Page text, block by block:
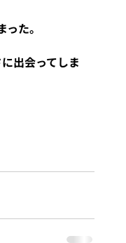
た。
出会ってしま